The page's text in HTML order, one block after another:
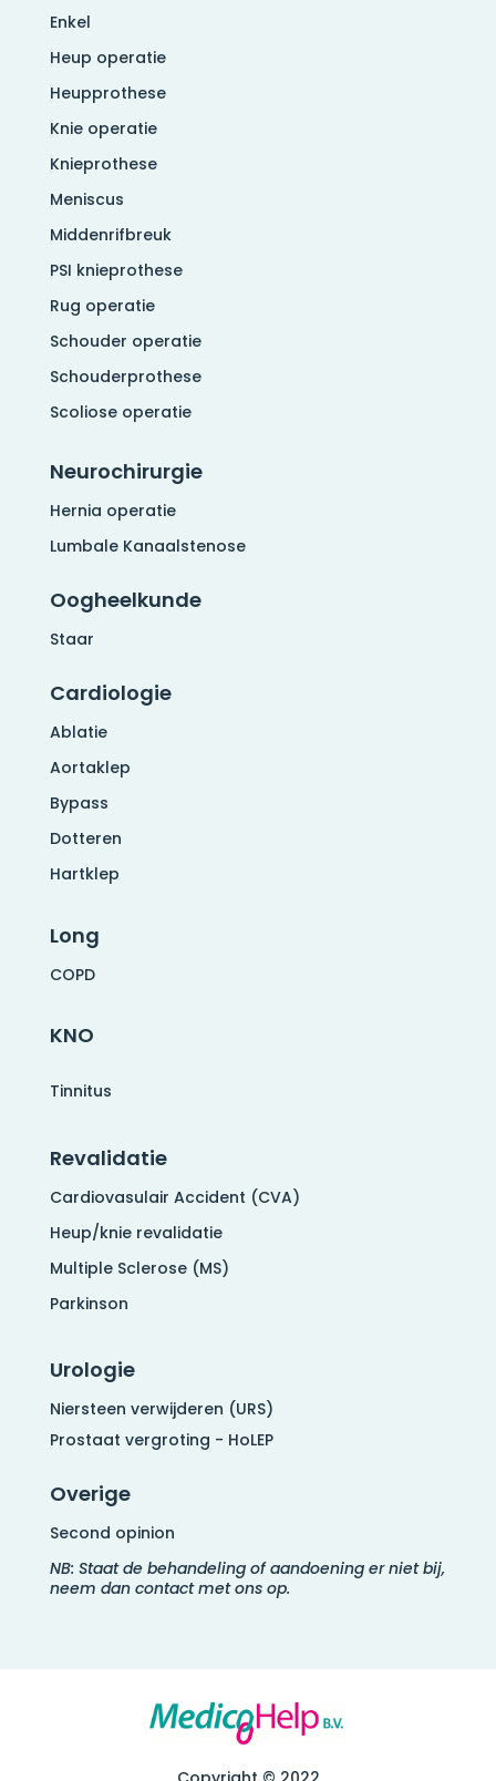
Enkel
Heup operatie
Heupprothese
Knie operatie
Knieprothese
Meniscus
Middenrifbreuk
PSI knieprothese
Rug operatie
Schouder operatie
Schouderprothese
Scoliose operatie
Neurochirurgie
Hernia operatie
Lumbale Kanaalstenose
Oogheelkunde
Staar
Cardiologie
Ablatie
Aortaklep
Bypass
Dotteren
Hartklep
Long
COPD
KNO
Tinnitus
Revalidatie
Cardiovasulair Accident (CVA)
Heup/knie revalidatie
Multiple Sclerose (MS)
Parkinson
Urologie
Niersteen verwijderen (URS)
Prostaat vergroting - HoLEP
Overige
Second opinion
NB: Staat de behandeling of aandoening er niet bij,
neem dan contact met ons op.